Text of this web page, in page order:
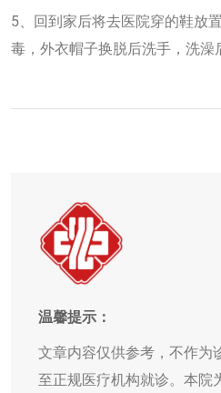
5、回到家后将去医院穿的鞋放
毒，外衣帽子换脱后洗手，洗澡
温馨提示：
文章内容仅供参考，不作为
至正规医疗机构就诊。本院